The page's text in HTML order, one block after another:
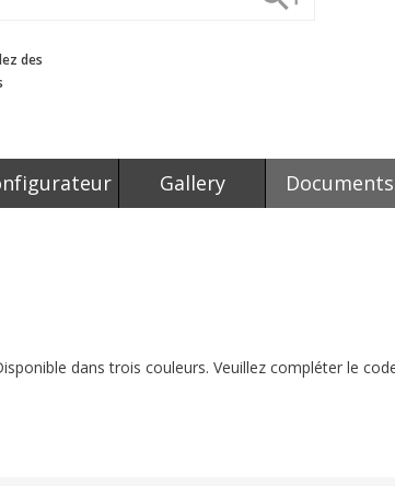
des
Gallery Documents
dans trois couleurs. Veuillez compléter le